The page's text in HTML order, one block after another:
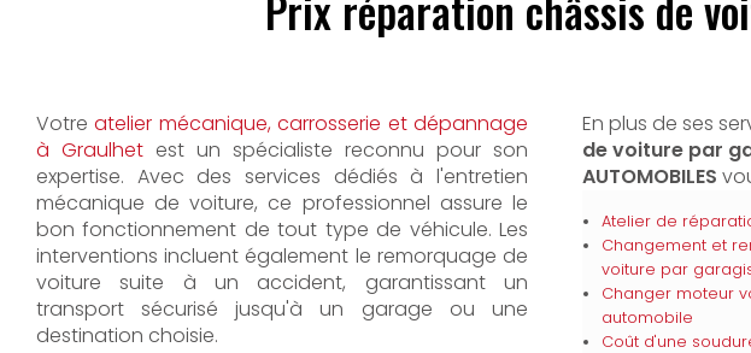
Votreatelier mécanique, carrosserie et dépannage
à Graulhet est un spécialiste reconnu pour son
expertise. Avec des services dédiés à l'entretien
mécanique de voiture, ce professionnel assure le
bon fonctionnement de tout type de véhicule. Les
interventions incluent également le remorquage de
voiture suite à un accident, garantissant un
transport sécurisé jusqu'à un garage ou une
destination choisie.
En plus de ses
de voiture par
AUTOMOBILES
Atelier de
Changement et
voiture par
Changer moteur
automobile
Coût d'une